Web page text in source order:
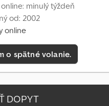
minulý týždeň
od: 2002
online
o spätné volanie.
DOPYT